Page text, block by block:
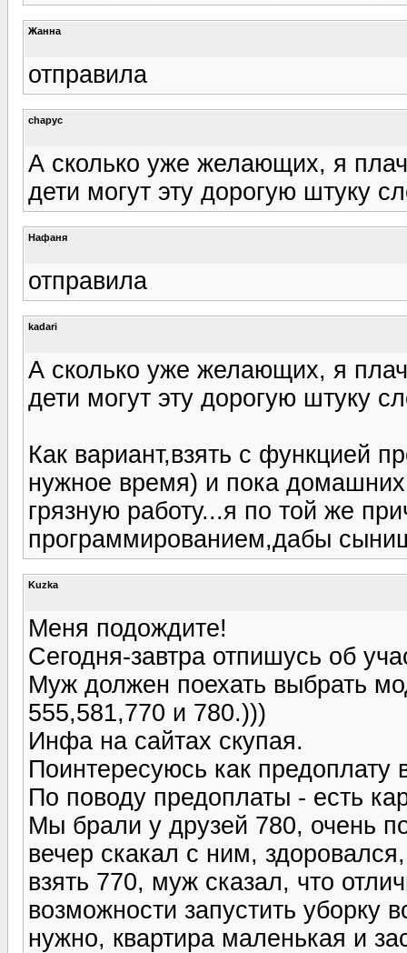
Жанна
отправила
chapyc
А сколько уже желающих, я
дети могут эту дорогую штуку
Нафаня
отправила
kadari
А сколько уже желающих, я
дети могут эту дорогую штуку
Как вариант,взять с функцией
нужное время) и пока домашних
грязную работу...я по той же
программированием,дабы
Kuzka
Меня подождите!
Сегодня-завтра отпишусь об
Муж должен поехать выбрать
555,581,770 и 780.)))
Инфа на сайтах скупая.
Поинтересуюсь как предоплату
По поводу предоплаты - есть
Мы брали у друзей 780, очень
вечер скакал с ним,
взять 770, муж сказал, что
возможности запустить уборку
нужно, квартира маленькая и